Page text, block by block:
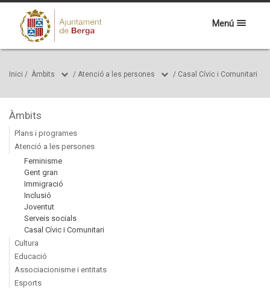
Menú
Inici / Àmbits / Atenció a les persones / Casal Cívic i Comunitari
Àmbits
Plans i programes
Atenció a les persones
Feminisme
Gent gran
Immigració
Inclusió
Joventut
Serveis socials
Casal Cívic i Comunitari
Cultura
Educació
Associacionisme i entitats
Esports